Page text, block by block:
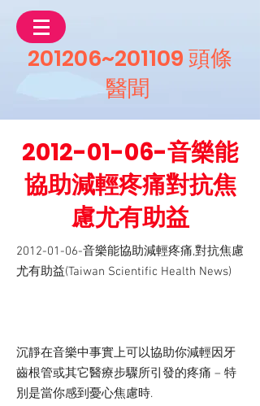
201206~201109 頭條
醫聞
2012-01-06-音樂能
協助減輕疼痛對抗焦
慮尤有助益
2012-01-06-音樂能協助減輕疼痛,對抗焦慮
尤有助益(Taiwan Scientific Health News)
沉靜在音樂中事實上可以協助你減輕因牙
齒根管或其它醫療步驟所引發的疼痛 – 特
別是當你感到憂心焦慮時.